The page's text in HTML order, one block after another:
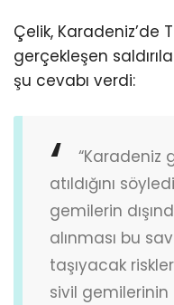
Çelik, Karadeniz’de
gerçekleşen
şu cevabı verdi:
“Karadeniz
atıldığını
gemilerin
alınması bu
taşıyacak
sivil gemilerinin